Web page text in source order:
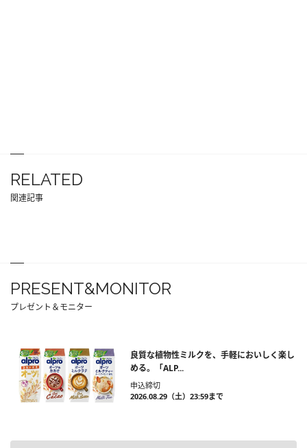
RELATED
関連記事
PRESENT&MONITOR
プレゼント＆モニター
良質な植物性ミルクを、手軽においしく楽し
める。「ALP...
申込締切
2026.08.29（土）23:59まで